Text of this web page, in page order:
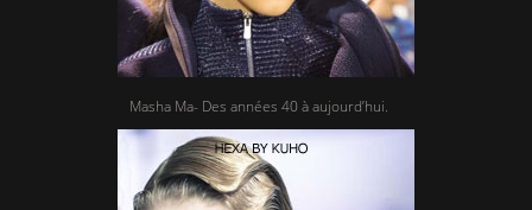
Masha Ma- Des années 40 à aujourd’hui.